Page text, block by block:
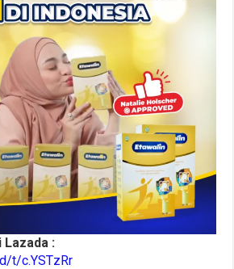
Lazada :
t/c.YSTzRr